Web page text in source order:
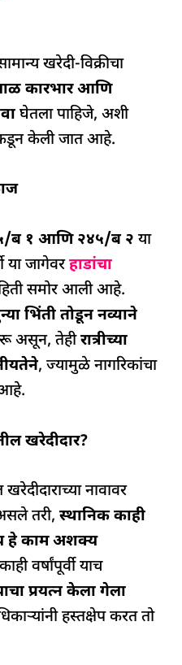
खरेदी-विक्रीचा
कारभार आणि
घेतला पाहिजे, अशी
केली जात आहे.
ब १ आणि २४५/ब २ या
या जागेवरहाडांचा
समोर आली आहे.
भिंती तोडून नव्याने
असून, तेहीरात्रीच्या
, ज्यामुळे नागरिकांचा
खरेदीदार?
नावावर
तरी,स्थानिक काही
हे काम अशक्य
वर्षांपूर्वी याच
प्रयत्न केला गेला
हस्तक्षेप करत तो